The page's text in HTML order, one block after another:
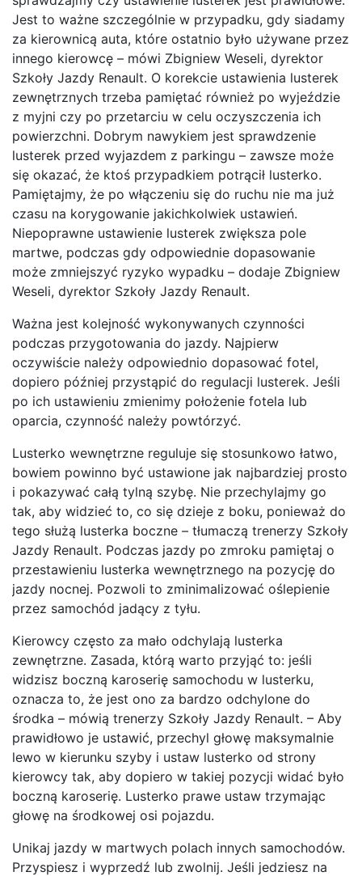
Jest to ważne szczególnie w przypadku, gdy siadamy
za kierownicą auta, które ostatnio było używane przez
innego kierowcę – mówi Zbigniew Weseli, dyrektor
Szkoły Jazdy Renault. O korekcie ustawienia lusterek
zewnętrznych trzeba pamiętać również po wyjeździe
z myjni czy po przetarciu w celu oczyszczenia ich
powierzchni. Dobrym nawykiem jest sprawdzenie
lusterek przed wyjazdem z parkingu – zawsze może
się okazać, że ktoś przypadkiem potrącił lusterko.
Pamiętajmy, że po włączeniu się do ruchu nie ma już
czasu na korygowanie jakichkolwiek ustawień.
Niepoprawne ustawienie lusterek zwiększa pole
martwe, podczas gdy odpowiednie dopasowanie
może zmniejszyć ryzyko wypadku – dodaje Zbigniew
Weseli, dyrektor Szkoły Jazdy Renault.
Ważna jest kolejność wykonywanych czynności
podczas przygotowania do jazdy. Najpierw
oczywiście należy odpowiednio dopasować fotel,
dopiero później przystąpić do regulacji lusterek. Jeśli
po ich ustawieniu zmienimy położenie fotela lub
oparcia, czynność należy powtórzyć.
Lusterko wewnętrzne reguluje się stosunkowo łatwo,
bowiem powinno być ustawione jak najbardziej prosto
i pokazywać całą tylną szybę. Nie przechylajmy go
tak, aby widzieć to, co się dzieje z boku, ponieważ do
tego służą lusterka boczne – tłumaczą trenerzy Szkoły
Jazdy Renault. Podczas jazdy po zmroku pamiętaj o
przestawieniu lusterka wewnętrznego na pozycję do
jazdy nocnej. Pozwoli to zminimalizować oślepienie
przez samochód jadący z tyłu.
Kierowcy często za mało odchylają lusterka
zewnętrzne. Zasada, którą warto przyjąć to: jeśli
widzisz boczną karoserię samochodu w lusterku,
oznacza to, że jest ono za bardzo odchylone do
środka – mówią trenerzy Szkoły Jazdy Renault. – Aby
prawidłowo je ustawić, przechyl głowę maksymalnie
lewo w kierunku szyby i ustaw lusterko od strony
kierowcy tak, aby dopiero w takiej pozycji widać było
boczną karoserię. Lusterko prawe ustaw trzymając
głowę na środkowej osi pojazdu.
Unikaj jazdy w martwych polach innych samochodów.
Przyspiesz i wyprzedź lub zwolnij. Jeśli jedziesz na